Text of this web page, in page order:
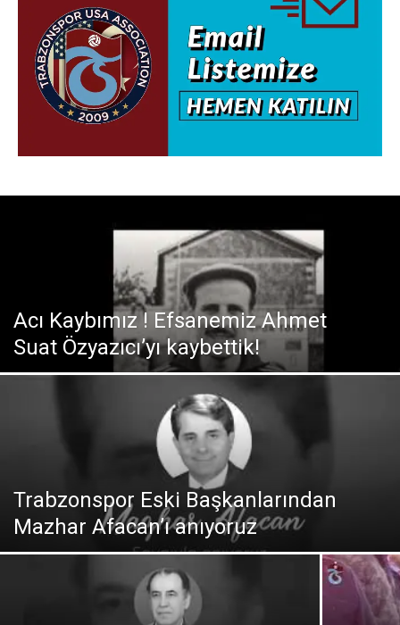
Acı Kaybımız ! Efsanemiz Ahmet
Suat Özyazıcı’yı kaybettik!
Trabzonspor Eski Başkanlarından
Mazhar Afacan’ı anıyoruz